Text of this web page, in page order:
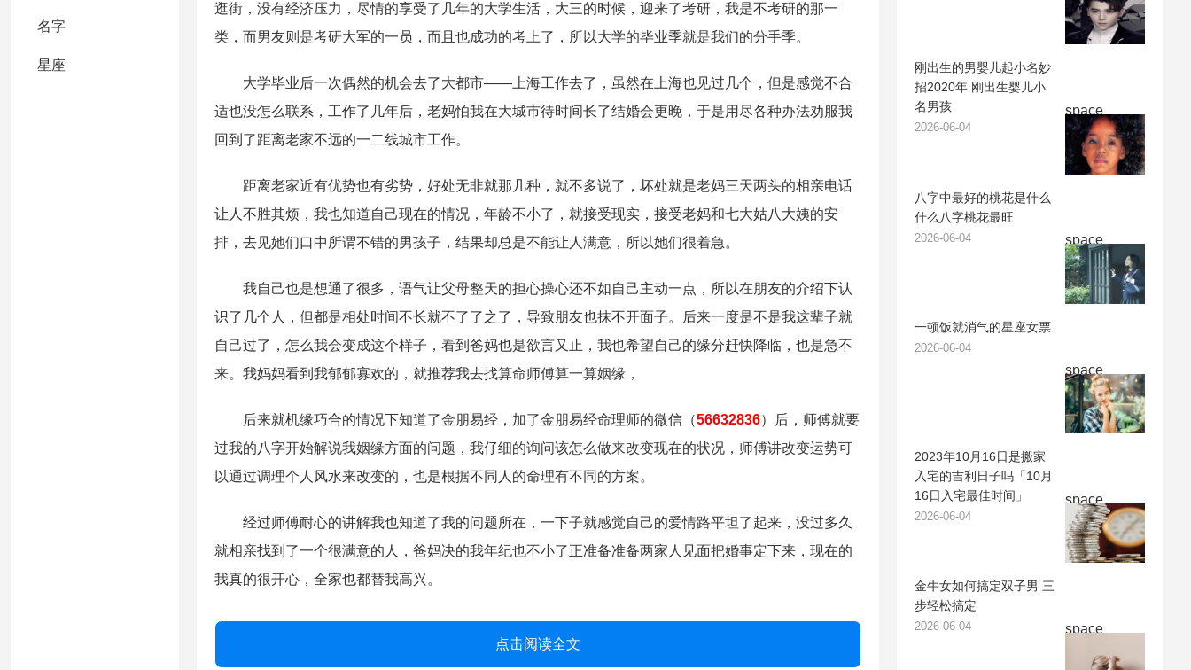
名字
星座
逛街，没有经济压力，尽情的享受了几年的大学生活，大三的时候，迎来了考研，我是不考研的那一
类，而男友则是考研大军的一员，而且也成功的考上了，所以大学的毕业季就是我们的分手季。
大学毕业后一次偶然的机会去了大都市——上海工作去了，虽然在上海也见过几个，但是感觉不合
适也没怎么联系，工作了几年后，老妈怕我在大城市待时间长了结婚会更晚，于是用尽各种办法劝服我
回到了距离老家不远的一二线城市工作。
距离老家近有优势也有劣势，好处无非就那几种，就不多说了，坏处就是老妈三天两头的相亲电话
让人不胜其烦，我也知道自己现在的情况，年龄不小了，就接受现实，接受老妈和七大姑八大姨的安
排，去见她们口中所谓不错的男孩子，结果却总是不能让人满意，所以她们很着急。
我自己也是想通了很多，语气让父母整天的担心操心还不如自己主动一点，所以在朋友的介绍下认
识了几个人，但都是相处时间不长就不了了之了，导致朋友也抹不开面子。后来一度是不是我这辈子就
自己过了，怎么我会变成这个样子，看到爸妈也是欲言又止，我也希望自己的缘分赶快降临，也是急不
来。我妈妈看到我郁郁寡欢的，就推荐我去找算命师傅算一算姻缘，
后来就机缘巧合的情况下知道了金朋易经，加了金朋易经命理师的微信（56632836）后，师傅就要
过我的八字开始解说我姻缘方面的问题，我仔细的询问该怎么做来改变现在的状况，师傅讲改变运势可
以通过调理个人风水来改变的，也是根据不同人的命理有不同的方案。
经过师傅耐心的讲解我也知道了我的问题所在，一下子就感觉自己的爱情路平坦了起来，没过多久
就相亲找到了一个很满意的人，爸妈决的我年纪也不小了正准备准备两家人见面把婚事定下来，现在的
我真的很开心，全家也都替我高兴。
点击阅读全文
space
刚出生的男婴儿起小名妙
招2020年 刚出生婴儿小
名男孩
2026-06-04
space
八字中最好的桃花是什么
什么八字桃花最旺
2026-06-04
space
一顿饭就消气的星座女票
2026-06-04
space
2023年10月16日是搬家
入宅的吉利日子吗「10月
16日入宅最佳时间」
2026-06-04
space
金牛女如何搞定双子男 三
步轻松搞定
2026-06-04